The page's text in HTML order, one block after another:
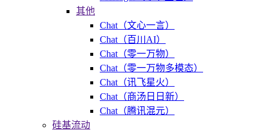
其他
Chat（文心一言）
Chat（百川AI）
Chat（零一万物）
Chat（零一万物多模态）
Chat（讯飞星火）
Chat（商汤日日新）
Chat（腾讯混元）
硅基流动